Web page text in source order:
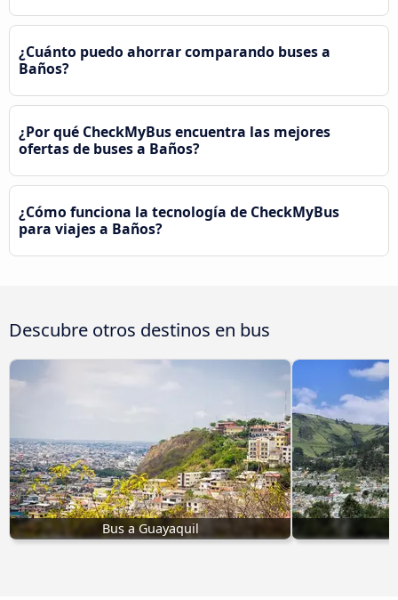
¿Cuánto puedo ahorrar comparando buses a
Baños?
¿Por qué CheckMyBus encuentra las mejores
ofertas de buses a Baños?
¿Cómo funciona la tecnología de CheckMyBus
para viajes a Baños?
Descubre otros destinos en bus
Bus a Guayaquil